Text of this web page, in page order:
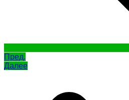
Пред.
Далее